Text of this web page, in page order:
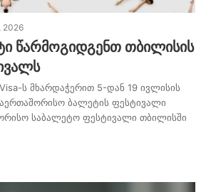
2026
წარმოგიდგენთ თბილისის
ს მხარდაჭერით 5-დან 19 ივლისის
ბალეტის ფესტივალი
საბალეტო ფესტივალი თბილისში